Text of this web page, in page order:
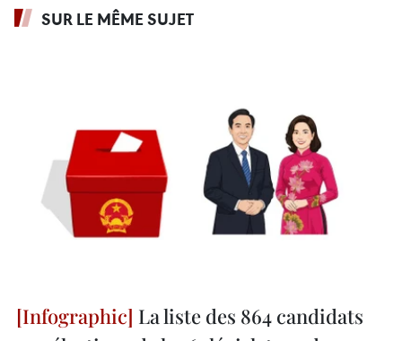
SUR LE MÊME SUJET
La liste des 864 candidats